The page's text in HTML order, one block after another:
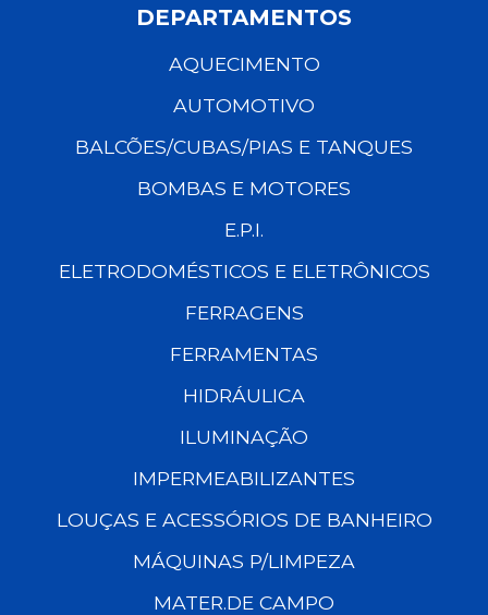
DEPARTAMENTOS
AQUECIMENTO
AUTOMOTIVO
BALCÕES/CUBAS/PIAS E TANQUES
BOMBAS E MOTORES
E.P.I.
ELETRODOMÉSTICOS E ELETRÔNICOS
FERRAGENS
FERRAMENTAS
HIDRÁULICA
ILUMINAÇÃO
IMPERMEABILIZANTES
LOUÇAS E ACESSÓRIOS DE BANHEIRO
MÁQUINAS P/LIMPEZA
MATER.DE CAMPO